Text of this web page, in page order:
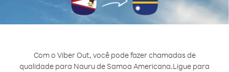
Com o Viber Out, você pode fazer chamadas de
qualidade para Nauru de Samoa Americana.Ligue para